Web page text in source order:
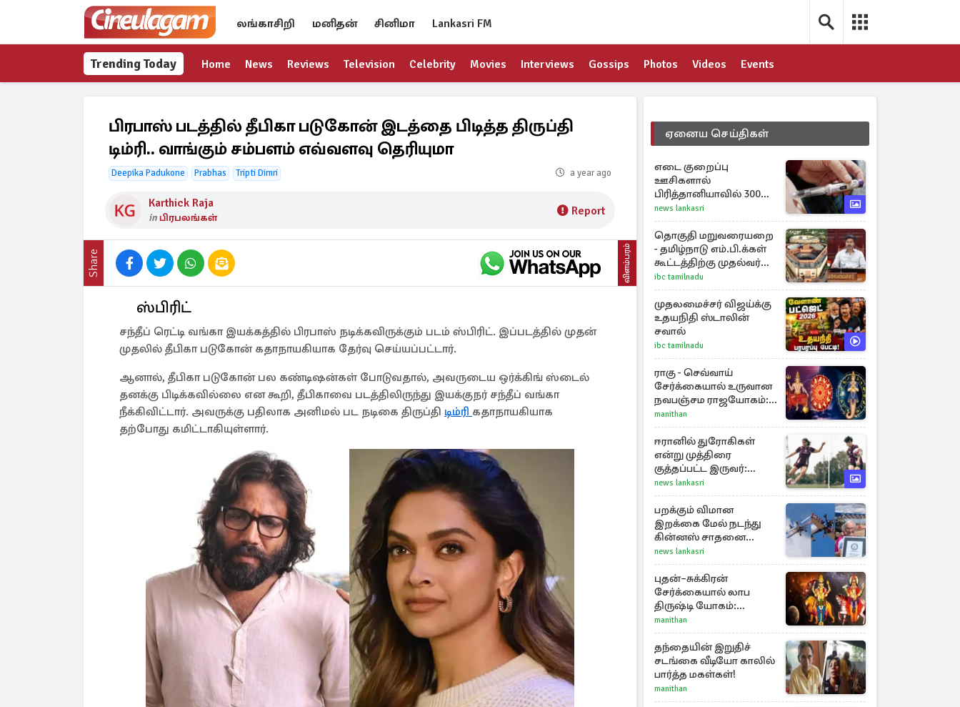
லங்காசிறி மனிதன் சினிமா Lankasri FM
Trending Today Home News Reviews Television Celebrity Movies Interviews Gossips Photos Videos Events
பிரபாஸ் படத்தில் தீபிகா படுகோன் இடத்தை பிடித்த திருப்தி
டிம்ரி.. வாங்கும் சம்பளம் எவ்வளவு தெரியுமா
Deepika Padukone Prabhas Tripti Dimri a year ago
Karthick Raja
inபிரபலங்கள் Report
Share விளம்பரம்
ஸ்பிரிட்
சந்தீப் ரெட்டி வங்கா இயக்கத்தில் பிரபாஸ் நடிக்கவிருக்கும் படம் ஸ்பிரிட். இப்படத்தில் முதன்
முதலில் தீபிகா படுகோன் கதாநாயகியாக தேர்வு செய்யப்பட்டார்.
ஆனால், தீபிகா படுகோன் பல கண்டிஷன்கள் போடுவதால், அவருடைய ஒர்க்கிங் ஸ்டைல்
தனக்கு பிடிக்கவில்லை என கூறி, தீபிகாவை படத்திலிருந்து இயக்குநர் சந்தீப் வங்கா
நீக்கிவிட்டார். அவருக்கு பதிலாக அனிமல் பட நடிகை திருப்தி டிம்ரி கதாநாயகியாக
தற்போது கமிட்டாகியுள்ளார்.
ஏனைய செய்திகள்
எடை குறைப்பு
ஊசிகளால்
பிரித்தானியாவில் 300
சதவீதம் அதிகரித்த
இறப்பு எண்ணிக்கை
news lankasri
தொகுதி மறுவரையறை
- தமிழ்நாடு எம்.பி.க்கள்
கூட்டத்திற்கு முதல்வர்
விஜய் அழைப்பு
ibc tamilnadu
முதலமைச்சர் விஜய்க்கு
உதயநிதி ஸ்டாலின்
சவால்
ibc tamilnadu
ராகு - செவ்வாய்
சேர்க்கையால் உருவான
நவபஞ்சம ராஜயோகம்:
அதிர்ஷ்டம் பெறும் 3
ராசிகள்!
manithan
ஈரானில் துரோகிகள்
என்று முத்திரை
குத்தப்பட்ட இருவர்:
குடியுரிமை அளித்த நாடு
news lankasri
பறக்கும் விமான
இறக்கை மேல் நடந்து
கின்னஸ் சாதனை
படைத்த 97 வயது
மூதாட்டி
news lankasri
புதன்–சுக்கிரன்
சேர்க்கையால் லாப
திருஷ்டி யோகம்:
அதிர்ஷ்டம் பெறும் டாப் 3
ராசிகள்!
manithan
தந்தையின் இறுதிச்
சடங்கை வீடியோ காலில்
பார்த்த மகள்கள்!
manithan